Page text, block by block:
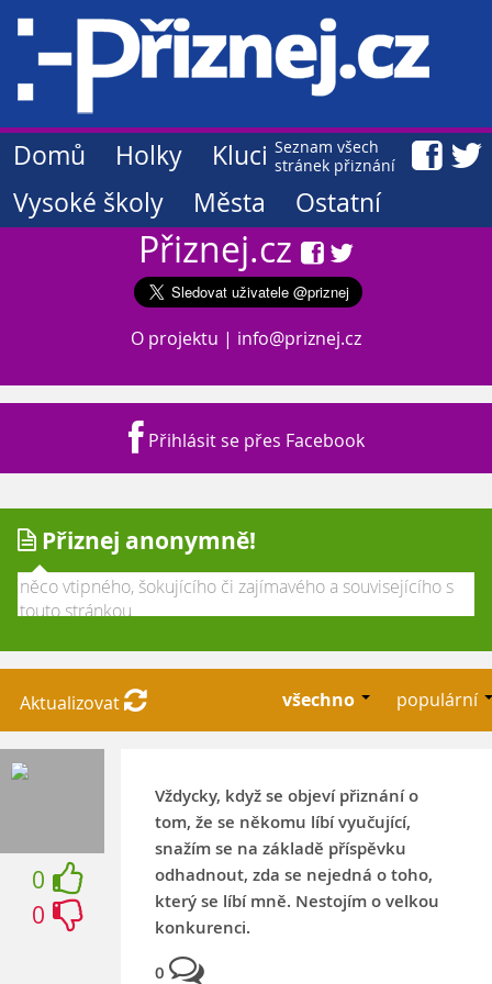
Seznam všech
stránek přiznání
Domů Holky
Kluci
Vysoké školy
Města Ostatní
Přiznej.cz
O projektu | info@priznej.cz
Přihlásit se přes Facebook
Přiznej anonymně!
Aktualizovat všechno populární
0
0
Vždycky, když se objeví přiznání o
tom, že se někomu líbí vyučující,
snažím se na základě příspěvku
odhadnout, zda se nejedná o toho,
který se líbí mně. Nestojím o velkou
konkurenci.
0